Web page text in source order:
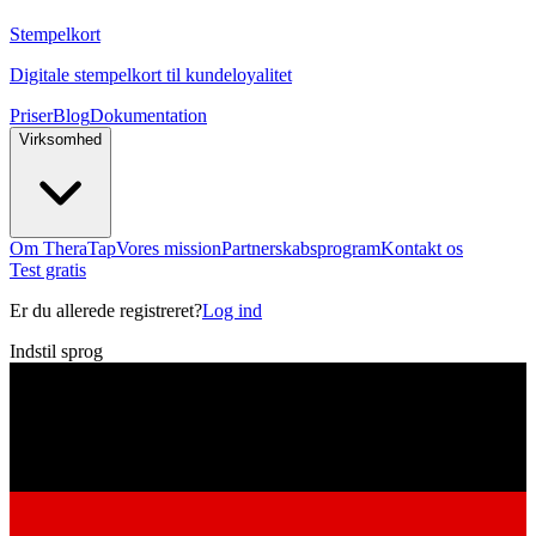
Stempelkort
Digitale stempelkort til kundeloyalitet
PriserBlogDokumentation
Virksomhed
Om TheraTapVores missionPartnerskabsprogramKontakt os
Test gratis
Er du allerede registreret?Log ind
Indstil sprog